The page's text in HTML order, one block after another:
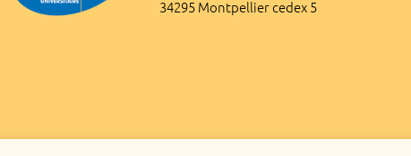
34295 Montpellier cedex 5